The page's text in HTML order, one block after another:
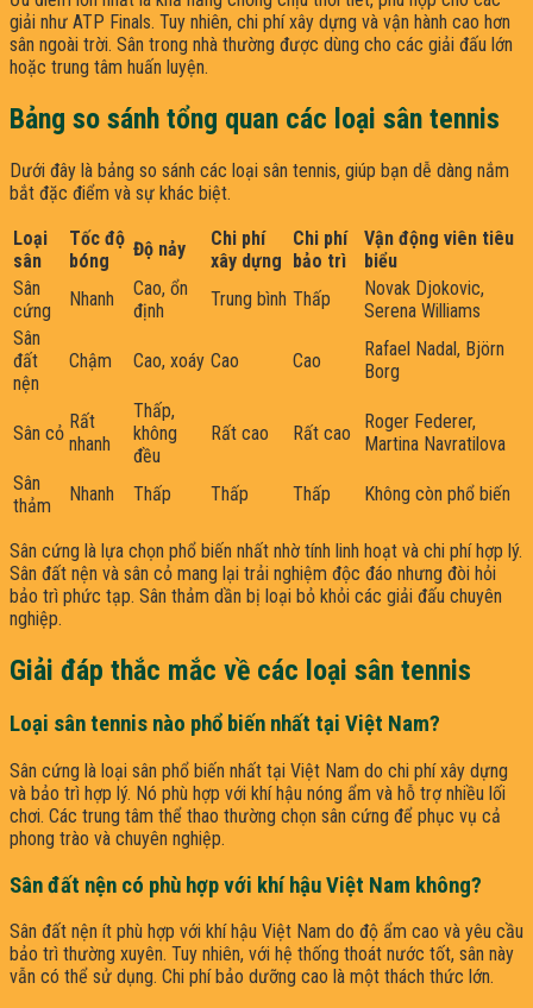
giải như ATP Finals. Tuy nhiên, chi phí xây dựng và vận hành cao hơn
sân ngoài trời. Sân trong nhà thường được dùng cho các giải đấu lớn
hoặc trung tâm huấn luyện.
Bảng so sánh tổng quan các loại sân tennis
Dưới đây là bảng so sánh các loại sân tennis, giúp bạn dễ dàng nắm
bắt đặc điểm và sự khác biệt.
Loại
sân
Tốc độ
bóng
Độ nảy
Chi phí
xây dựng
Chi phí
bảo trì
Vận động viên tiêu
biểu
Sân
cứng
Nhanh
Cao, ổn
định
Trung bình Thấp
Novak Djokovic,
Serena Williams
Sân
đất
nện
Chậm Cao, xoáy Cao Cao
Rafael Nadal, Björn
Borg
Sân cỏ
Rất
nhanh
Thấp,
không
đều
Rất cao Rất cao
Roger Federer,
Martina Navratilova
Sân
thảm
Nhanh Thấp Thấp Thấp Không còn phổ biến
Sân cứng là lựa chọn phổ biến nhất nhờ tính linh hoạt và chi phí hợp lý.
Sân đất nện và sân cỏ mang lại trải nghiệm độc đáo nhưng đòi hỏi
bảo trì phức tạp. Sân thảm dần bị loại bỏ khỏi các giải đấu chuyên
nghiệp.
Giải đáp thắc mắc về các loại sân tennis
Loại sân tennis nào phổ biến nhất tại Việt Nam?
Sân cứng là loại sân phổ biến nhất tại Việt Nam do chi phí xây dựng
và bảo trì hợp lý. Nó phù hợp với khí hậu nóng ẩm và hỗ trợ nhiều lối
chơi. Các trung tâm thể thao thường chọn sân cứng để phục vụ cả
phong trào và chuyên nghiệp.
Sân đất nện có phù hợp với khí hậu Việt Nam không?
Sân đất nện ít phù hợp với khí hậu Việt Nam do độ ẩm cao và yêu cầu
bảo trì thường xuyên. Tuy nhiên, với hệ thống thoát nước tốt, sân này
vẫn có thể sử dụng. Chi phí bảo dưỡng cao là một thách thức lớn.